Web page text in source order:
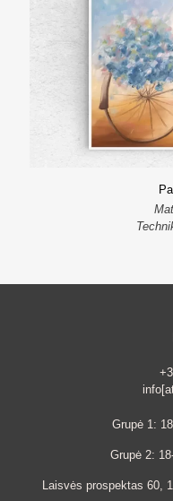
Grupė 1:
Grupė 2:
Laisvės prospektas 60,